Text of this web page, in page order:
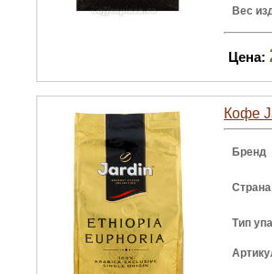
Вес
Цена:
Кофе
Бренд
Тип